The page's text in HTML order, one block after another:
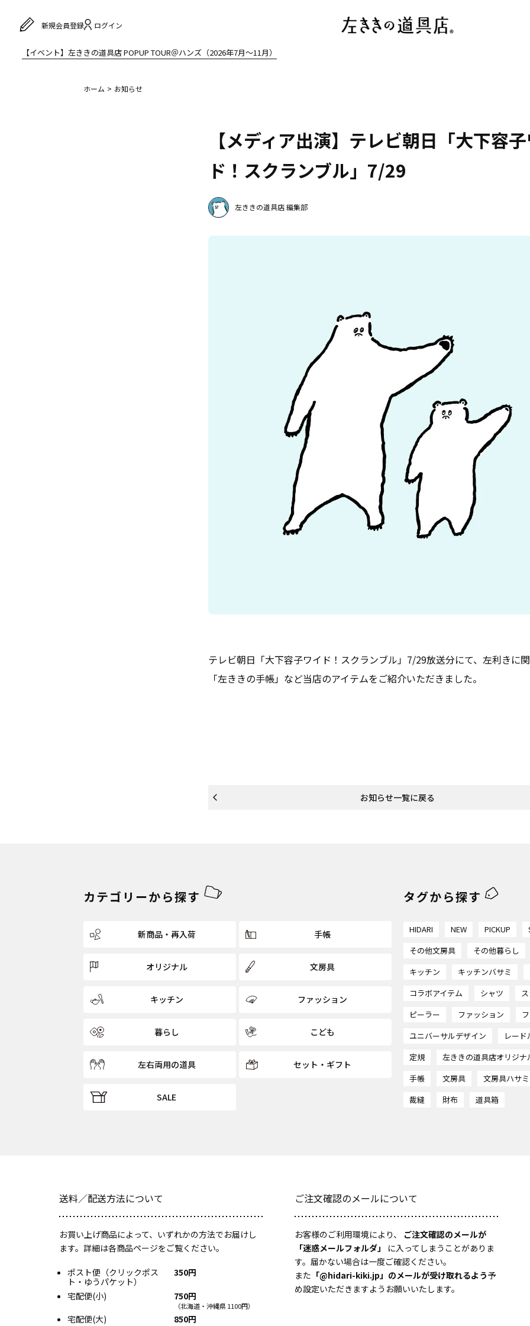
新規会員登録 ログイン
【イベント】左ききの道具店 POPUP TOUR＠ハンズ（2026年7月〜11月）
ホーム お知らせ
【メディア出演】テレビ朝日「大下容
ド！スクランブル」7/29
左ききの道具店 編集部
テレビ朝日「大下容子ワイド！スクランブル」7/29放送分にて、左利きに
「左ききの手帳」など当店のアイテムをご紹介いただきました。
home
お知らせ一覧に戻る
カテゴリーから探す
新商品・再入荷 手帳
オリジナル 文房具
キッチン ファッション
暮らし こども
左右両用の道具 セット・ギフト
SALE
タグから探す
HIDARI NEW PICKUP
その他文房具
その他暮らし
キッチン
キッチンバサミ
コラボアイテム
シャツ
ピーラー
ファッション
ユニバーサルデザイン
レード
定規
左ききの道具店オリジナ
手帳
文房具 文房具ハサミ
裁縫
財布 道具箱
送料／配送方法について
お買い上げ商品によって、いずれかの方法でお届けし
ます。詳細は各商品ページをご覧ください。
ポスト便（クリックポス
ト・ゆうパケット）
350円
宅配便(小)
750円
（北海道・沖縄県 1100円）
宅配便(大) 850円
ご注文確認のメールについて
お客様のご利用環境により、
ご注文確認のメールが
「迷惑メールフォルダ」 に入ってしまうことがありま
す。届かない場合は一度ご確認ください。
また 「@hidari-kiki.jp」のメールが受け取れるよう予
め設定いただきますようお願いいたします。